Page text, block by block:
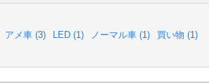
アメ車 (3) LED (1) ノーマル車 (1) 買い物 (1)